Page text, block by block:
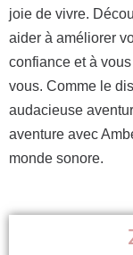
joie de vivre.
aider à améliorer
confiance et à
vous. Comme le
audacieuse
aventure avec
monde sonore.